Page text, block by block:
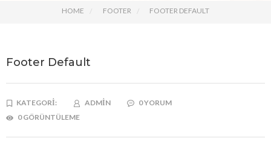
HOME FOOTER FOOTER DEFAULT
Footer Default
KATEGORI: ADMIN
0 YORUM
0 GÖRÜNTÜLEME